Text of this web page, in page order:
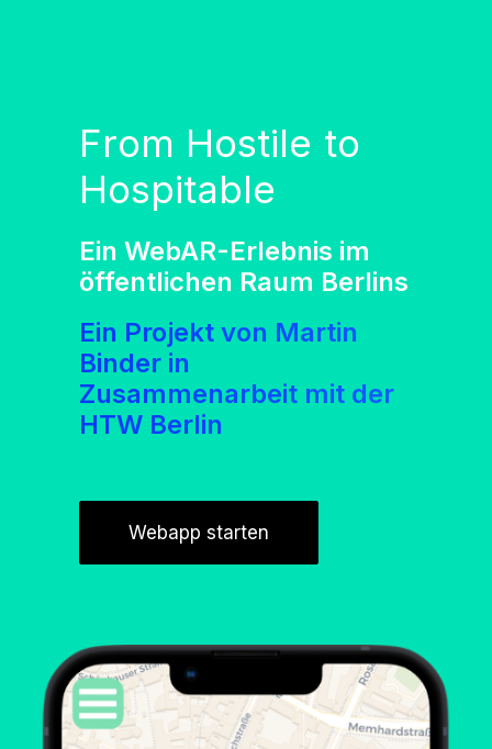
From Hostile to
Hospitable
Ein WebAR-Erlebnis im
öffentlichen Raum Berlins
Ein Projekt von Martin
Binder in
Zusammenarbeit mit der
HTW Berlin
Webapp starten